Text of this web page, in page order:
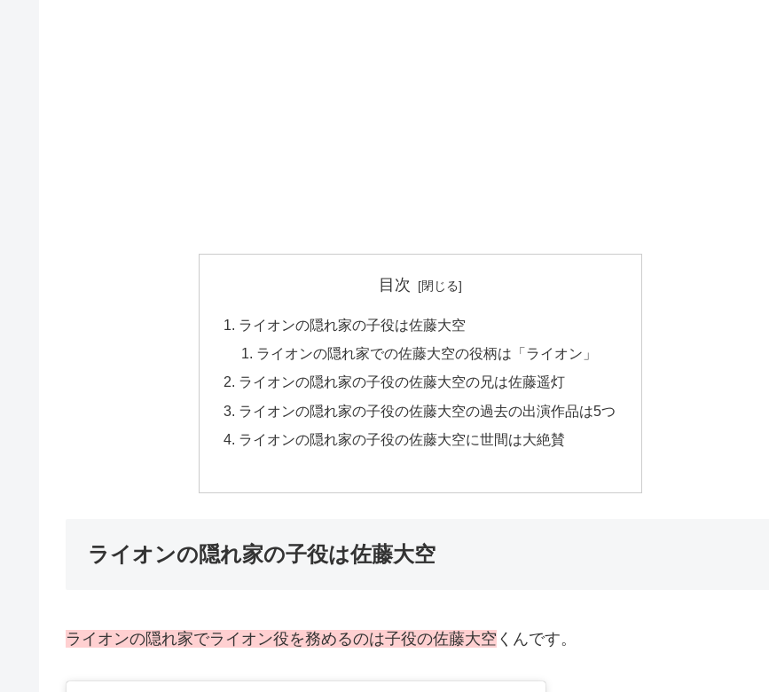
目次
ライオンの隠れ家の子役は佐藤大空
ライオンの隠れ家での佐藤大空の役柄は「ライオン」
ライオンの隠れ家の子役の佐藤大空の兄は佐藤遥灯
ライオンの隠れ家の子役の佐藤大空の過去の出演作品は5つ
ライオンの隠れ家の子役の佐藤大空に世間は大絶賛
ライオンの隠れ家の子役は佐藤大空
ライオンの隠れ家でライオン役を務めるのは子役の佐藤大空 くんです。